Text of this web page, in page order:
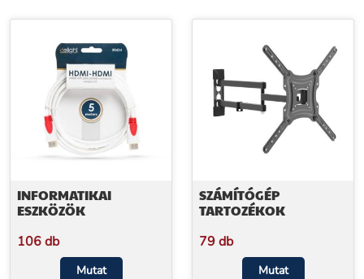
INFORMATIKAI
ESZKÖZÖK
106 db
Mutat
SZÁMÍTÓGÉP
TARTOZÉKOK
79 db
Mutat